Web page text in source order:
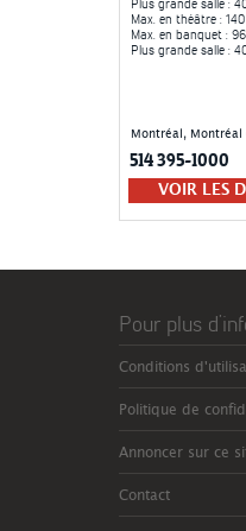
Plus grande salle:
Max. en théâtre: 140
Max. en banquet: 96
Plus grande salle:
Montréal, Montréal
514 395-1000
VOIR LES
Pour plus
Conditions
Politique de
Annoncer sur ce
Contact